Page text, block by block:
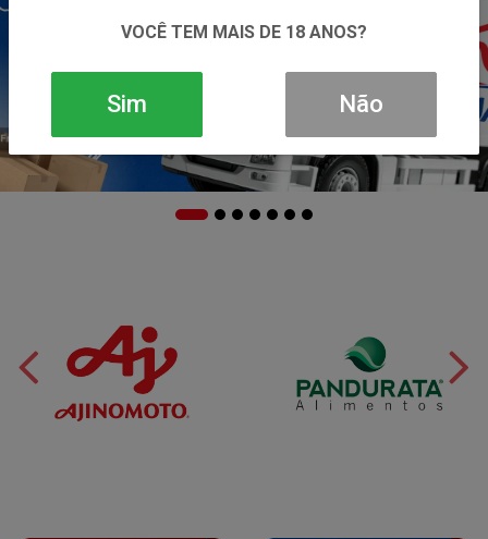
VOCÊ TEM MAIS DE 18 ANOS?
Sim Não